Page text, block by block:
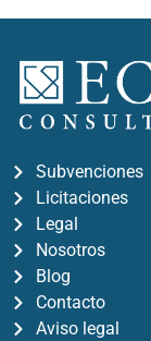
Subvenciones
Licitaciones
Legal
Nosotros
Blog
Contacto
Aviso legal